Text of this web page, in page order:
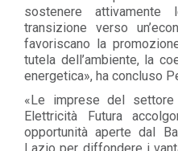
sostenere
transizione verso
favoriscano la
tutela dell’ambiente, la
energetica», ha concluso
«Le imprese del
Elettricità Futura
opportunità aperte dal